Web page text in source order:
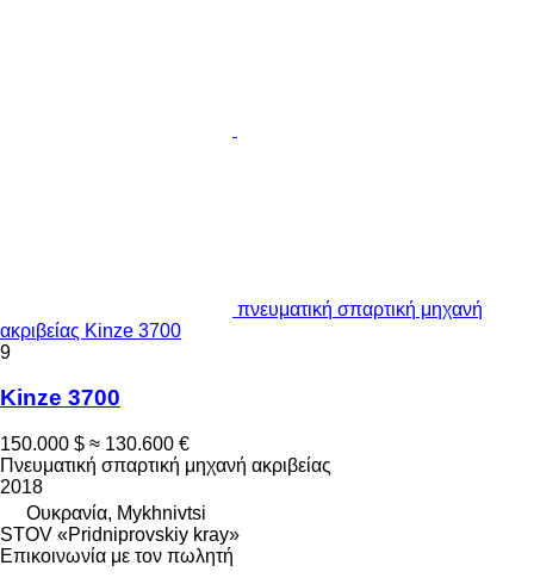
πνευματική σπαρτική μηχανή
ακριβείας Kinze 3700
9
Kinze 3700
150.000 $ ≈ 130.600 €
Πνευματική σπαρτική μηχανή ακριβείας
2018
Ουκρανία, Mykhnivtsi
STOV «Pridniprovskiy kray»
Επικοινωνία με τον πωλητή